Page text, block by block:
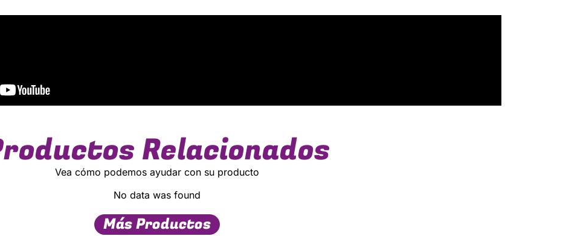
Relacionados
Vea cómo podemos ayudar con su producto
No data was found
Más Productos